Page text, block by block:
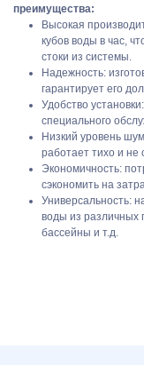
преимущества:
Высокая
кубов воды в час,
стоки из системы.
Надежность:
гарантирует его
Удобство
специального
Низкий уровень
работает тихо и
Экономичность:
сэкономить на
Универсальность:
воды из различных
бассейны и т.д.